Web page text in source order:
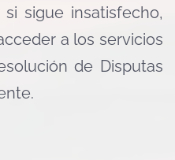
sigue insatisfecho,
a los servicios
de Disputas